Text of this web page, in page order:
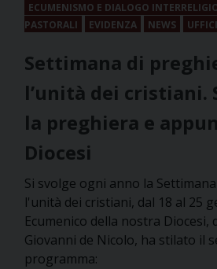
ECUMENISMO E DIALOGO
PASTORALI
EVIDENZA NEWS
Settimana di
l’unità dei cristiani.
la preghiera e
Diocesi
Si svolge ogni anno la
l'unità dei cristiani, dal 18 al 25
Ecumenico della nostra Diocesi,
Giovanni de Nicolo, ha stilato il
programma: